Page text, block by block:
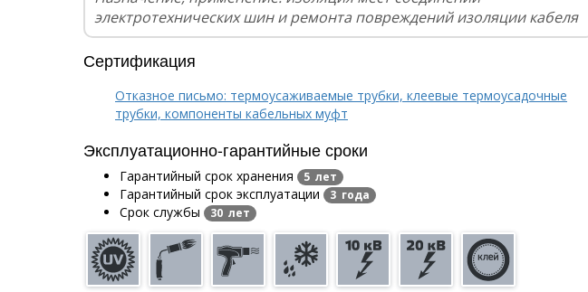
электротехнических шин и ремонта повреждений изоляции кабеля
Сертификация
Отказное письмо: термоусаживаемые трубки, клеевые термоусадочные
трубки, компоненты кабельных муфт
Эксплуатационно-гарантийные сроки
Гарантийный срок хранения 5 лет
Гарантийный срок эксплуатации 3 года
Срок службы 30 лет